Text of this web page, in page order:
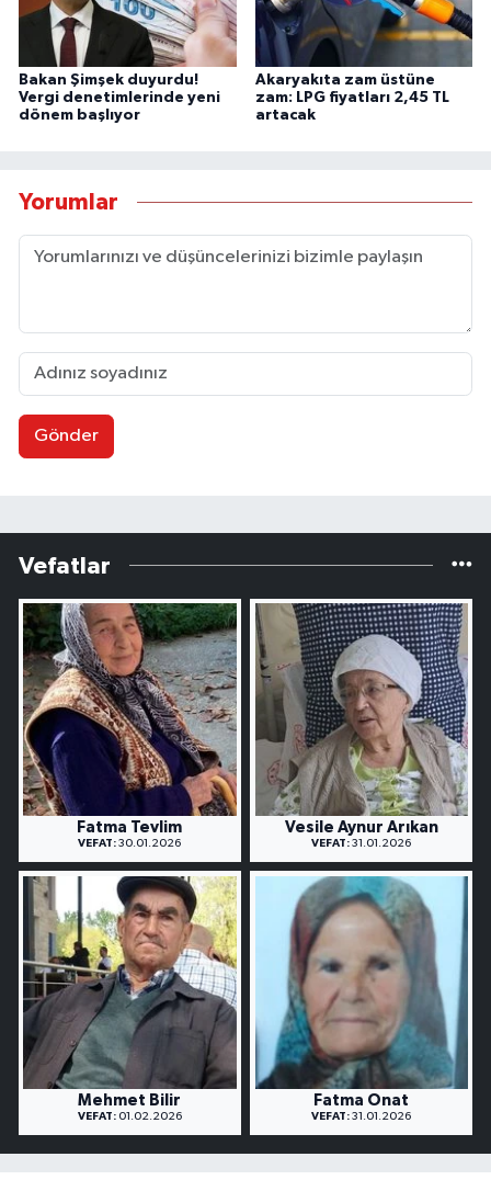
Bakan Şimşek duyurdu!
Vergi denetimlerinde yeni
dönem başlıyor
Akaryakıta zam üstüne
zam: LPG fiyatları 2,45 TL
artacak
Yorumlar
Gönder
Vefatlar
Fatma Tevlim
VEFAT: 30.01.2026
Vesile Aynur Arıkan
VEFAT: 31.01.2026
Mehmet Bilir
VEFAT:01.02.2026
Fatma Onat
VEFAT: 31.01.2026